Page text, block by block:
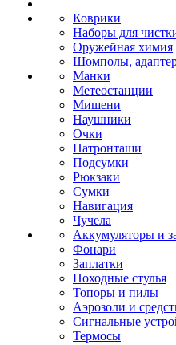
Коврики
Наборы для
Оружейная химия
Шомполы,
Манки
Метеостанции
Мишени
Наушники
Очки
Патронташи
Подсумки
Рюкзаки
Сумки
Навигация
Чучела
Аккумуляторы и
Фонари
Заплатки
Походные стулья
Топоры и пилы
Аэрозоли и
Сигнальные
Термосы